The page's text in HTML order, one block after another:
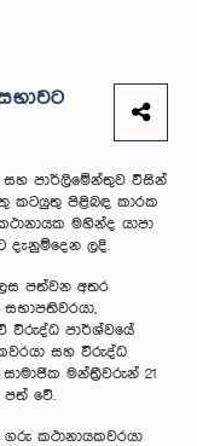
සහ පාර්ලිමේන්තුව විසින්
කටයුතු පිළිබඳ කාරක
මහින්ද යාපා
දැනුම්දෙන ලදි.
පත්වන අතර
විරුද්ධ පාර්ශ්වයේ
සහ විරුද්ධ
මන්ත්‍රීවරුන් 21
පත් වේ.
කථානායකවරයා